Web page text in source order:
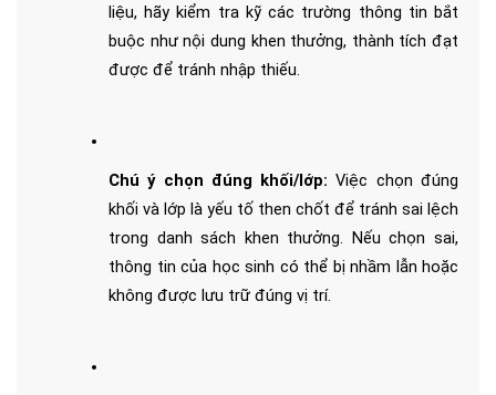
liệu, hãy kiểm tra kỹ các trường thông tin bắt
buộc như nội dung khen thưởng, thành tích đạt
được để tránh nhập thiếu.
Chú ý chọn đúng khối/lớp: Việc chọn đúng
khối và lớp là yếu tố then chốt để tránh sai lệch
trong danh sách khen thưởng. Nếu chọn sai,
thông tin của học sinh có thể bị nhầm lẫn hoặc
không được lưu trữ đúng vị trí.